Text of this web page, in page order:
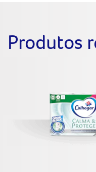
Produtos